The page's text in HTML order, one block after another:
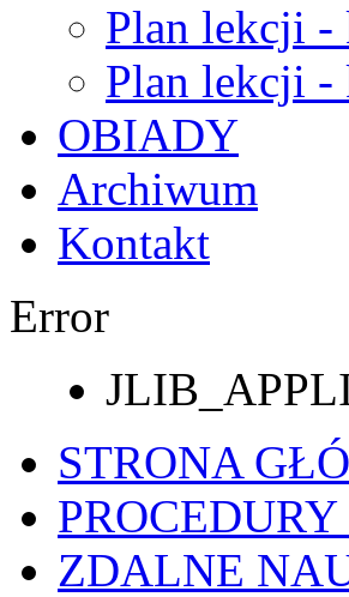
Plan lekcji -
Plan lekcji -
OBIADY
Archiwum
Kontakt
Error
STRONA
ZDALNE